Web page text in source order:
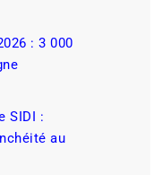
: 3 000
SIDI :
au